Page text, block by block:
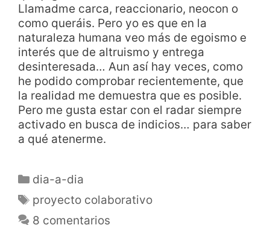
Llamadme carca, reaccionario, neocon o
como queráis. Pero yo es que en la
naturaleza humana veo más de egoismo e
interés que de altruismo y entrega
desinteresada… Aun así hay veces, como
he podido comprobar recientemente, que
la realidad me demuestra que es posible.
Pero me gusta estar con el radar siempre
activado en busca de indicios… para saber
a qué atenerme.
dia-a-dia
proyecto colaborativo
8 comentarios